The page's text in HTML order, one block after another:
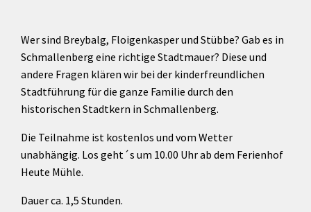
Wer sind Breybalg, Floigenkasper und Stübbe? Gab es in
Schmallenberg eine richtige Stadtmauer? Diese und
andere Fragen klären wir bei der kinderfreundlichen
Stadtführung für die ganze Familie durch den
historischen Stadtkern in Schmallenberg.
Die Teilnahme ist kostenlos und vom Wetter
unabhängig. Los geht´s um 10.00 Uhr ab dem Ferienhof
Heute Mühle.
Dauer ca. 1,5 Stunden.